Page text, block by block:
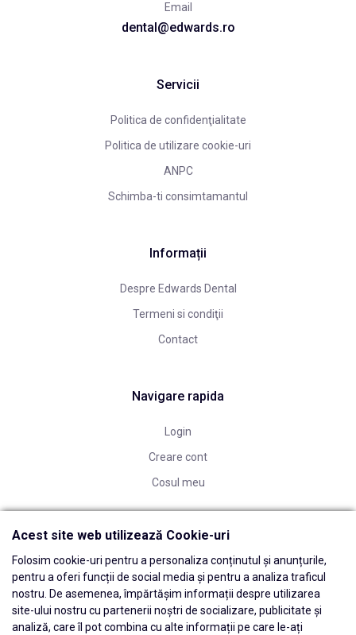
Email
dental@edwards.ro
Servicii
Politica de confidenţialitate
Politica de utilizare cookie-uri
ANPC
Schimba-ti consimtamantul
Informații
Despre Edwards Dental
Termeni si condiţii
Contact
Navigare rapida
Login
Creare cont
Cosul meu
Acest site web utilizează Cookie-uri
Folosim cookie-uri pentru a personaliza conținutul și anunțurile,
pentru a oferi funcții de social media și pentru a analiza traficul
nostru. De asemenea, împărtășim informații despre utilizarea
site-ului nostru cu partenerii noștri de socializare, publicitate și
analiză, care îl pot combina cu alte informații pe care le-ați